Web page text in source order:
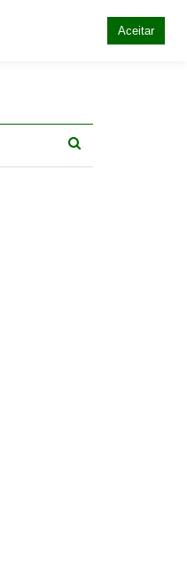
Aceitar